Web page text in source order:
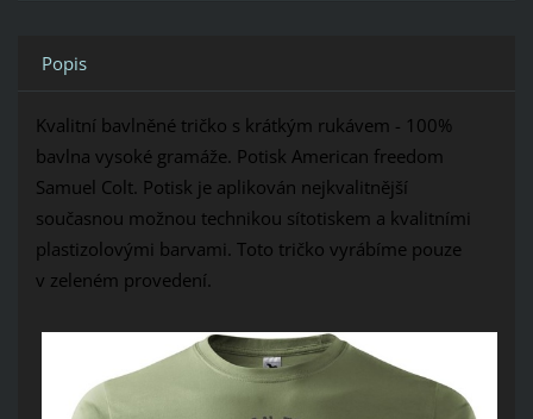
Popis
Kvalitní bavlněné tričko s krátkým rukávem - 100%
bavlna vysoké gramáže. Potisk American freedom
Samuel Colt. Potisk je aplikován nejkvalitnější
současnou možnou technikou sítotiskem a kvalitními
plastizolovými barvami. Toto tričko vyrábíme pouze
v zeleném provedení.